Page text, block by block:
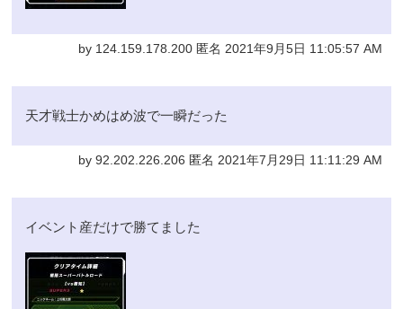
by 124.159.178.200 匿名 2021年9月5日 11:05:57 AM
天才戦士かめはめ波で一瞬だった
by 92.202.226.206 匿名 2021年7月29日 11:11:29 AM
イベント産だけで勝てました